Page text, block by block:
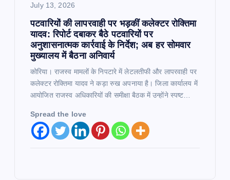
July 13, 2026
पटवारियों की लापरवाही पर भड़कीं कलेक्टर रोक्तिमा
यादव: रिपोर्ट दबाकर बैठे पटवारियों पर
अनुशासनात्मक कार्रवाई के निर्देश; अब हर सोमवार
मुख्यालय में बैठना अनिवार्य
कोरिया। राजस्व मामलों के निपटारे में लेटलतीफी और लापरवाही पर
कलेक्टर रोक्तिमा यादव ने कड़ा रुख अपनाया है। जिला कार्यालय में
आयोजित राजस्व अधिकारियों की समीक्षा बैठक में उन्होंने स्पष्ट…
Spread the love